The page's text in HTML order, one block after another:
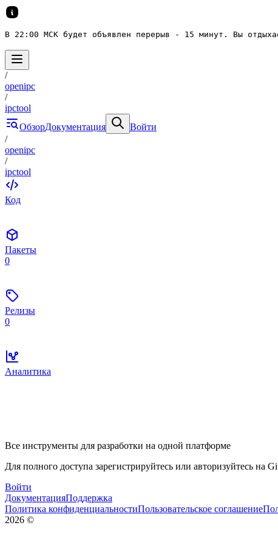
В 22:00 МСК будет объявлен перерыв - 15 минут. Вы
/
openipc
/
ipctool
ОбзорДокументация
Войти
/
openipc
/
ipctool
Код
Пакеты
0
Релизы
0
Аналитика
Все инструменты для разработки на одной платформе
Для полного доступа зарегистрируйтесь или авторизуйтесь на
Войти
ДокументацияПоддержка
Политика конфиденциальностиПользовательское соглашение
2026 ©